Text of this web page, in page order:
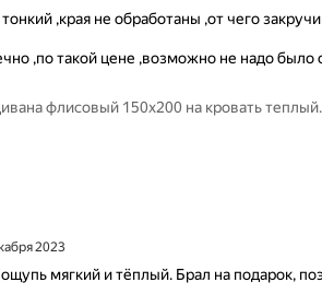
,края не обработаны ,от чего
,по такой цене ,возможно не надо было
флисовый 150х200 на кровать
2023
мягкий и тёплый. Брал на подарок,